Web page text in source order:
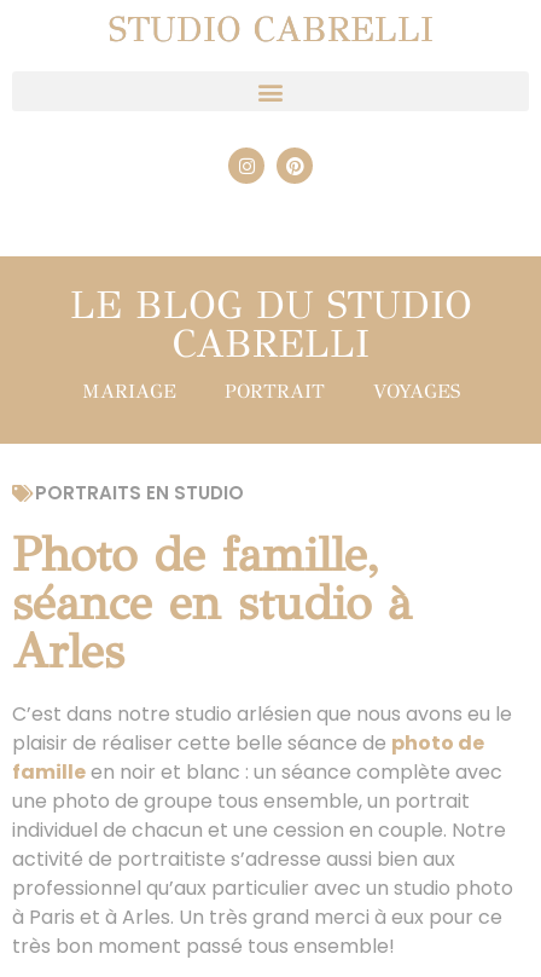
STUDIO CABRELLI
LE BLOG DU STUDIO
CABRELLI
MARIAGE PORTRAIT VOYAGES
PORTRAITS EN STUDIO
Photo de famille,
séance en studio à
Arles
C’est dans notre studio arlésien que nous avons eu le
plaisir de réaliser cette belle séance de photo de
familleen noir et blanc : un séance complète avec
une photo de groupe tous ensemble, un portrait
individuel de chacun et une cession en couple. Notre
activité de portraitiste s’adresse aussi bien aux
professionnel qu’aux particulier avec un studio photo
à Paris et à Arles. Un très grand merci à eux pour ce
très bon moment passé tous ensemble!